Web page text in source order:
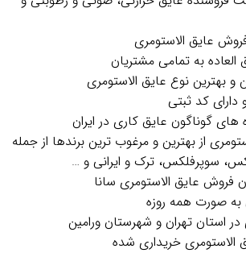
از بهترین و مرغوب ترین برندها از جمله
سوپرفلکس، ترک و ایرانی و …